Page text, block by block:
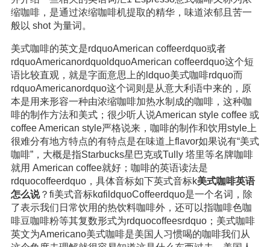
缩咖啡，是通过浓缩咖啡机提取的精华，味道浓郁且苦一
般以 shot 为量词。
美式咖啡的英文是rdquoAmerican coffeerdquo或者
rdquoAmericanordquoldquoAmerican coffeerdquo这个短
语比较直观，就是字面意思上的ldquo美式咖啡rdquo而
rdquoAmericanordquo这个词则是从意大利语中来的，原
本是用来形容一种由浓缩咖啡加热水制成的咖啡，这种咖
啡的制作方法和美式；很少听人说American style coffee 或
coffee American style严格说来，咖啡的制作和饮用style上
很难分有地方特点的有特点是在味道上flavor如果说有“美式
咖啡”，大概是指Starbucks星巴克或Tully 塔里等名牌咖啡
就用 American coffee就好；咖啡的英语读法是
rdquocoffeerdquo，具体音标如下英式音标k美式咖啡英语
怎么说？fi美式音标kɑfildquoCoffeerdquo是一个名词，除
了表示我们日常饮用的热饮料咖啡外，还可以指咖啡色咖
啡豆咖啡粉等其复数形式为rdquocoffeesrdquo；美式咖啡
英文为Americano美式咖啡是美国人习惯喝的咖啡我们从